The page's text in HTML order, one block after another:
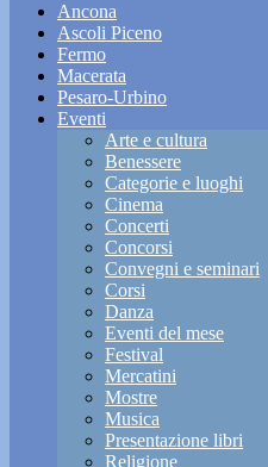
Ancona
Ascoli Piceno
Fermo
Macerata
Pesaro-Urbino
Eventi
Arte e cultura
Benessere
Categorie e luoghi
Cinema
Concerti
Concorsi
Convegni e seminari
Corsi
Danza
Eventi del mese
Festival
Mercatini
Mostre
Musica
Presentazione libri
Religione